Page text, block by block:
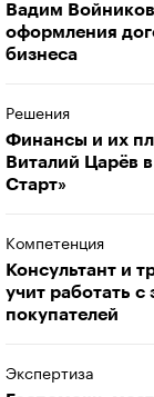
Вадим
оформления
бизнеса
Решения
Финансы и их
Виталий Царёв
Старт»
Компетенция
Консультант и
учит работать с
покупателей
Экспертиза